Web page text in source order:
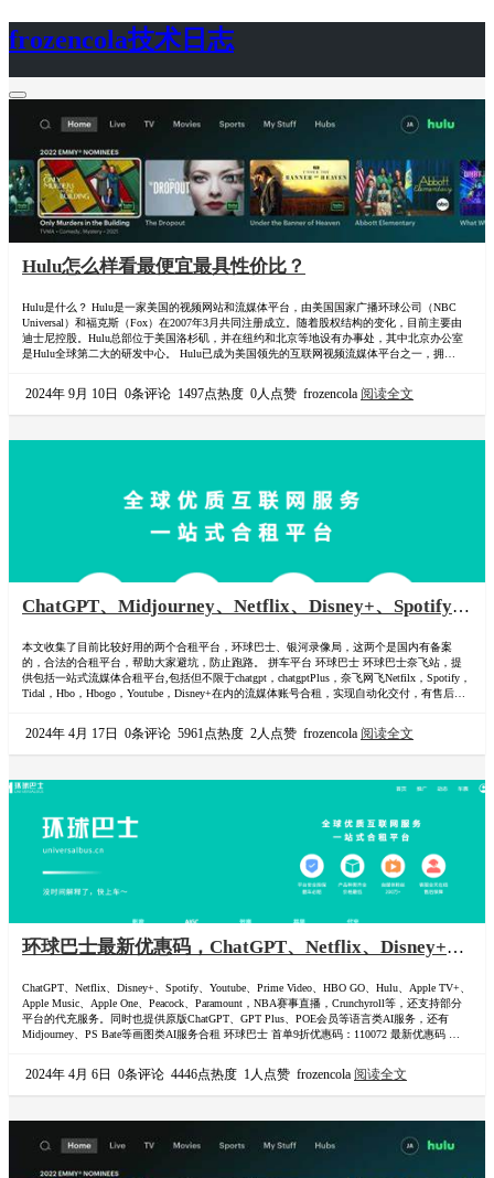
frozencola技术日志
首页
关于
Hulu怎么样看最便宜最具性价比？
Hulu是什么？ Hulu是一家美国的视频网站和流媒体平台，由美国国家广播环球公司（NBC
Universal）和福克斯（Fox）在2007年3月共同注册成立。随着股权结构的变化，目前主要由
迪士尼控股。Hulu总部位于美国洛杉矶，并在纽约和北京等地设有办事处，其中北京办公室
是Hulu全球第二大的研发中心。 Hulu已成为美国领先的互联网视频流媒体平台之一，拥有超
2024年 9月 10日 0条评论 1497点热度 0人点赞 frozencola 阅读全文
ChatGPT、Midjourney、Netflix、Disney+、Spotify、
TV+、Apple Music、Apple One、Peacock、
Paramount等合租平台与最新优惠码
本文收集了目前比较好用的两个合租平台，环球巴士、银河录像局，这两个是国内有备案
的，合法的合租平台，帮助大家避坑，防止跑路。 拼车平台 环球巴士 环球巴士奈飞站，提
供包括一站式流媒体合租平台,包括但不限于chatgpt，chatgptPlus，奈飞网飞Netfilx，Spotify，
Tidal，Hbo，Hbogo，Youtube，Disney+在内的流媒体账号合租，实现自动化交付，有售后，
2024年 4月 17日 0条评论 5961点热度 2人点赞 frozencola 阅读全文
环球巴士最新优惠码，ChatGPT、Netflix、Disney+、
Apple TV+、Apple Music、Apple One、Peacock、
Paramount等合租平台
ChatGPT、Netflix、Disney+、Spotify、Youtube、Prime Video、HBO GO、Hulu、Apple TV+、
Apple Music、Apple One、Peacock、Paramount，NBA赛事直播，Crunchyroll等，还支持部分
平台的代充服务。同时也提供原版ChatGPT、GPT Plus、POE会员等语言类AI服务，还有
Midjourney、PS Bate等画图类AI服务合租 环球巴士 首单9折优惠码：110072 最新优惠码 环球
2024年 4月 6日 0条评论 4446点热度 1人点赞 frozencola 阅读全文